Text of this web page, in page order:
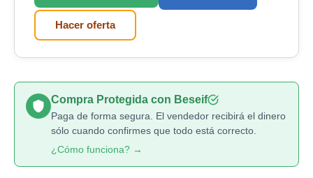
Hacer oferta
Compra Protegida con Beseif
Paga de forma segura. El vendedor recibirá el dinero
sólo cuando confirmes que todo está correcto.
¿Cómo funciona? →